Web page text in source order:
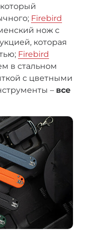
Firebird
нож с
которая
Firebird
в стальном
с цветными
– все